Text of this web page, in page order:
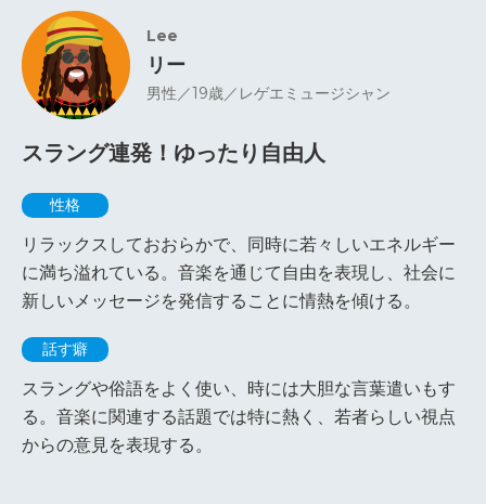
Lee
リー
男性／19歳／レゲエミュージシャン
スラング連発！ゆったり自由人
性格
リラックスしておおらかで、同時に若々しいエネルギー
に満ち溢れている。音楽を通じて自由を表現し、社会に
新しいメッセージを発信することに情熱を傾ける。
話す癖
スラングや俗語をよく使い、時には大胆な言葉遣いもす
る。音楽に関連する話題では特に熱く、若者らしい視点
からの意見を表現する。